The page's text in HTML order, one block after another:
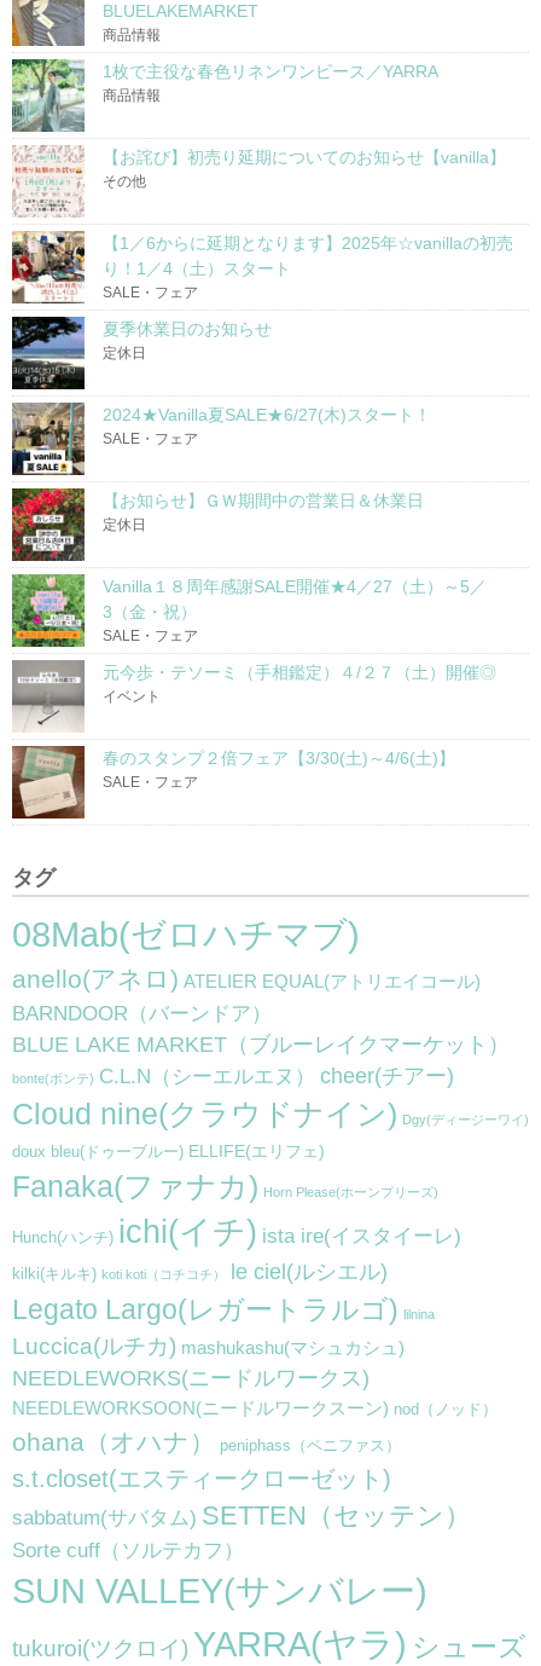
BLUELAKEMARKET
商品情報
1枚で主役な春色リネンワンピース／YARRA
商品情報
【お詫び】初売り延期についてのお知らせ【vanilla】
その他
【1／6からに延期となります】2025年☆vanillaの初売
り！1／4（土）スタート
SALE・フェア
夏季休業日のお知らせ
定休日
2024★Vanilla夏SALE★6/27(木)スタート！
SALE・フェア
【お知らせ】ＧＷ期間中の営業日＆休業日
定休日
Vanilla１８周年感謝SALE開催★4／27（土）～5／
3（金・祝）
SALE・フェア
元今歩・テソーミ（手相鑑定）４/２７（土）開催◎
イベント
春のスタンプ２倍フェア【3/30(土)～4/6(土)】
SALE・フェア
タグ
08Mab(ゼロハチマブ)
anello(アネロ) ATELIER EQUAL(アトリエイコール)
BARNDOOR（バーンドア）
BLUE LAKE MARKET（ブルーレイクマーケット）
bonte(ボンテ) C.L.N（シーエルエヌ） cheer(チアー)
Cloud nine(クラウドナイン) Dgy(ディージーワイ)
doux bleu(ドゥーブルー) ELLIFE(エリフェ)
Fanaka(ファナカ) Horn Please(ホーンプリーズ)
Hunch(ハンチ) ichi(イチ) ista ire(イスタイーレ)
kilki(キルキ) koti koti（コチコチ） le ciel(ルシエル)
Legato Largo(レガートラルゴ) lilnina
Luccica(ルチカ) mashukashu(マシュカシュ)
NEEDLEWORKS(ニードルワークス)
NEEDLEWORKSOON(ニードルワークスーン) nod（ノッド）
ohana（オハナ） peniphass（ペニファス）
s.t.closet(エスティークローゼット)
sabbatum(サバタム) SETTEN（セッテン）
Sorte cuff（ソルテカフ）
SUN VALLEY(サンバレー)
tukuroi(ツクロイ) YARRA(ヤラ) シューズ